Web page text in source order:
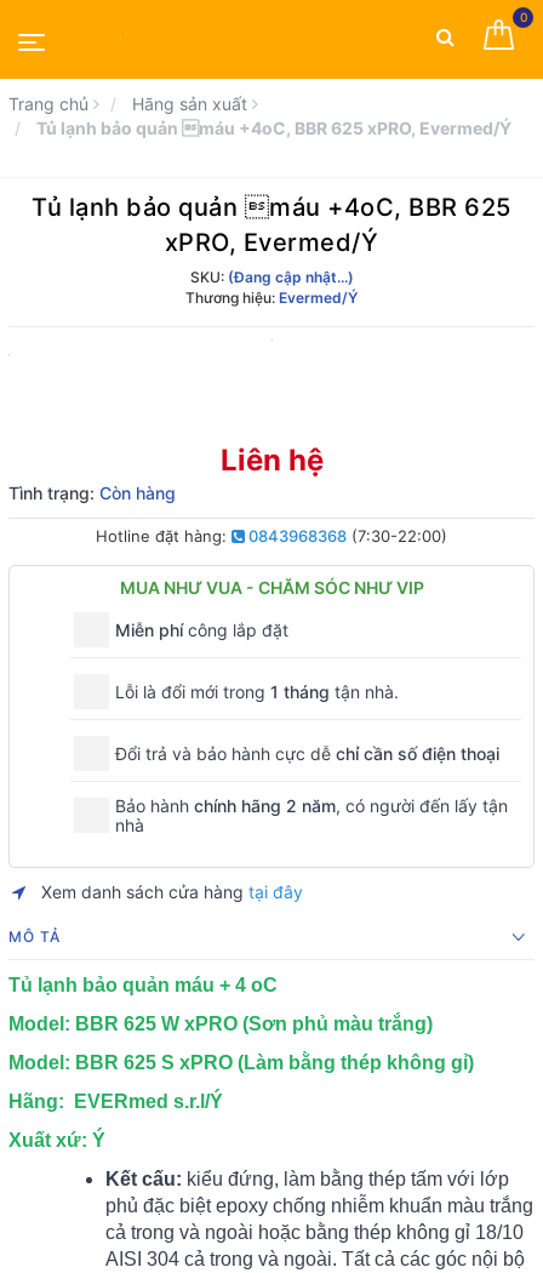
0
Trang chủ
Hãng sản xuất
Tủ lạnh bảo quản máu +4oC, BBR 625 xPRO, Evermed/Ý
Tủ lạnh bảo quản máu +4oC, BBR 625
xPRO, Evermed/Ý
SKU: (Đang cập nhật...)
Thương hiệu: Evermed/Ý
Liên hệ
Tình trạng: Còn hàng
Hotline đặt hàng: 0843968368 (7:30-22:00)
MUA NHƯ VUA - CHĂM SÓC NHƯ VIP
Miễn phícông lắp đặt
Lỗi là đổi mới trong 1 tháng tận nhà.
Đổi trả và bảo hành cực dễ chỉ cần số điện thoại
Bảo hành chính hãng 2 năm, có người đến lấy tận
nhà
Xem danh sách cửa hàng tại đây
MÔ TẢ
Tủ lạnh bảo quản máu + 4 oC
Model: BBR 625 W xPRO (Sơn phủ màu trắng)
Model: BBR 625 S xPRO (Làm bằng thép không gỉ)
Hãng: EVERmed s.r.l/Ý
Xuất xứ: Ý
Kết cấu: kiểu đứng, làm bằng thép tấm với lớp
phủ đặc biệt epoxy chống nhiễm khuẩn màu trắng
cả trong và ngoài hoặc bằng thép không gỉ 18/10
AISI 304 cả trong và ngoài. Tất cả các góc nội bộ